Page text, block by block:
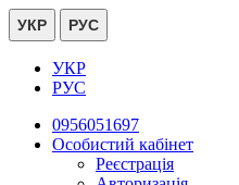
УКР РУС
УКР
РУС
0956051697
Особистий кабінет
Реєстрація